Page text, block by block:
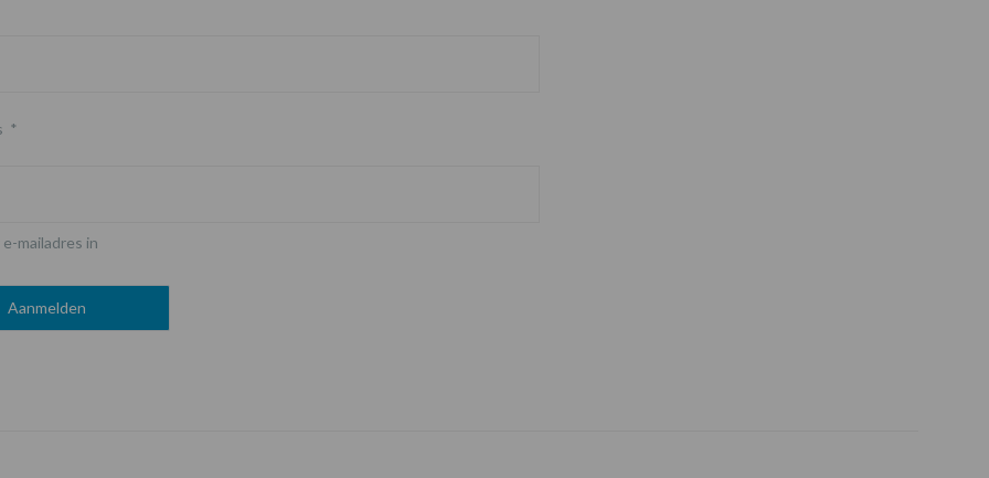
*
mailadres in